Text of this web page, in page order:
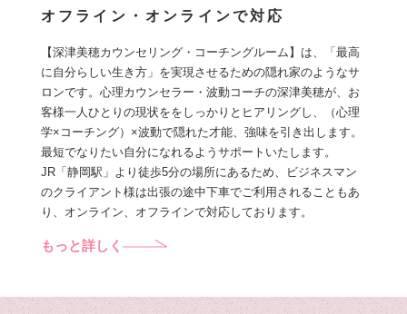
オフライン・オンラインで対応
【深津美穂カウンセリング・コーチングルーム】は、「最高
に自分らしい生き方」を実現させるための隠れ家のようなサ
ロンです。心理カウンセラー・波動コーチの深津美穂が、お
客様一人ひとりの現状ををしっかりとヒアリングし、（心理
学×コーチング）×波動で隠れた才能、強味を引き出します。
最短でなりたい自分になれるようサポートいたします。
JR「静岡駅」より徒歩5分の場所にあるため、ビジネスマン
のクライアント様は出張の途中下車でご利用されることもあ
り、オンライン、オフラインで対応しております。
もっと詳しく